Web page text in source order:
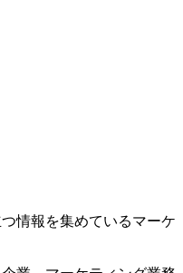
情報を集めているマーケ